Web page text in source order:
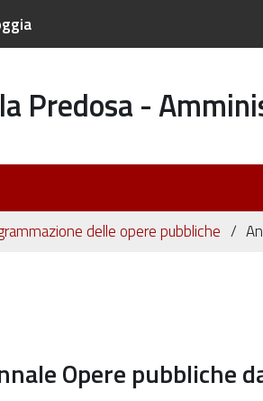
Predosa -
delle opere pubbliche
Opere pubbliche